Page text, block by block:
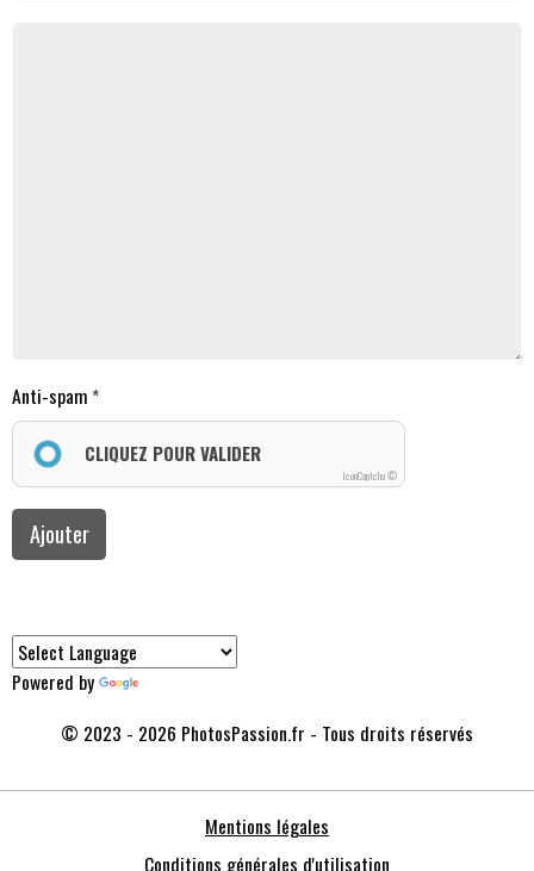
Anti-spam
CLIQUEZ POUR VALIDER
IconCaptcha ©
Ajouter
Powered by
© 2023 - 2026 PhotosPassion.fr - Tous droits réservés
Mentions légales
Conditions générales d'utilisation